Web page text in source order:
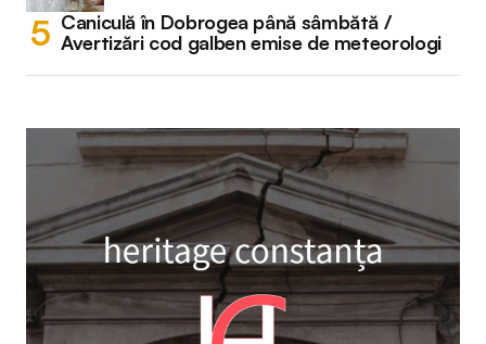
Caniculă în Dobrogea până sâmbătă /
Avertizări cod galben emise de meteorologi